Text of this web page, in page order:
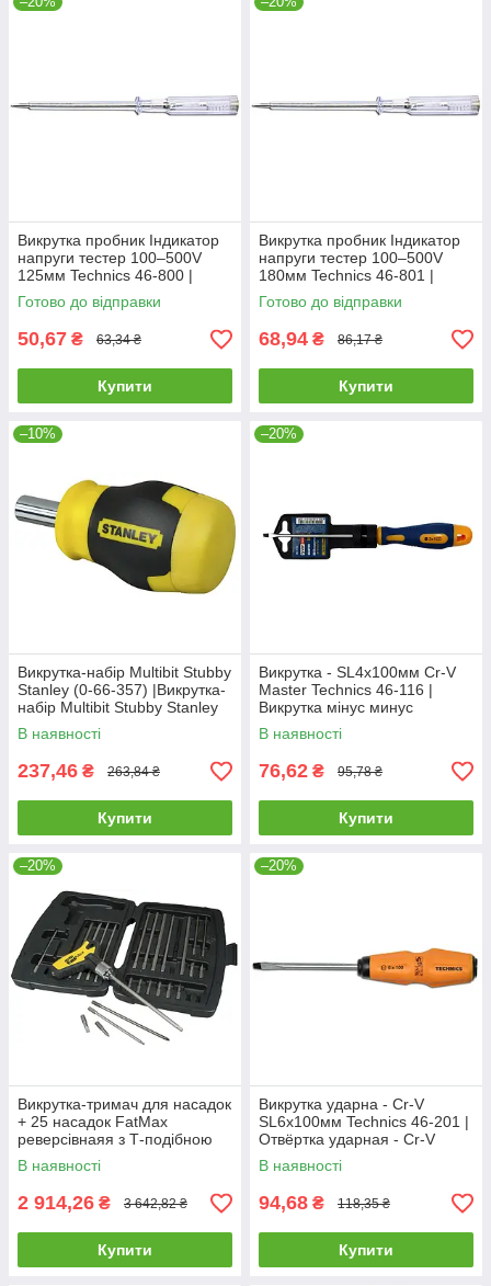
Викрутка пробник Індикатор
напруги тестер 100–500V
125мм Technics 46-800 |
Отвертка пробник 100–500 V
125мм Technics
Готово до відправки
50,67 ₴ 63,34 ₴
Купити
Викрутка пробник Індикатор
напруги тестер 100–500V
180мм Technics 46-801 |
Отвертка пробник 100-500
V,180мм Technics
Готово до відправки
68,94 ₴ 86,17 ₴
Купити
–10%
Викрутка-набір Multibit Stubby
Stanley (0-66-357) |Викрутка-
набір Multibit Stubby Stanley
(0-66-357)
В наявності
237,46 ₴ 263,84 ₴
Купити
–20%
Викрутка - SL4х100мм Cr-V
Master Technics 46-116 |
Викрутка мінус минус
плоская
В наявності
76,62 ₴ 95,78 ₴
Купити
–20%
Викрутка-тримач для насадок
+ 25 насадок FatMax
реверсівнаяя з Т-подібною
ручкою в кейсі Stanley 0-79-
153
В наявності
2 914,26 ₴ 3 642,82 ₴
Купити
–20%
Викрутка ударна - Cr-V
SL6х100мм Technics 46-201 |
Отвёртка ударная - Cr-V
SL6х100мм Technics
В наявності
94,68 ₴ 118,35 ₴
Купити